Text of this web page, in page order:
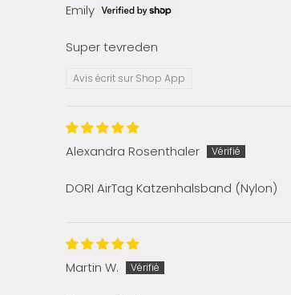
Emily
Super tevreden
Avis écrit sur Shop App
Alexandra Rosenthaler
DORI AirTag Katzenhalsband (Nylon)
Martin W.